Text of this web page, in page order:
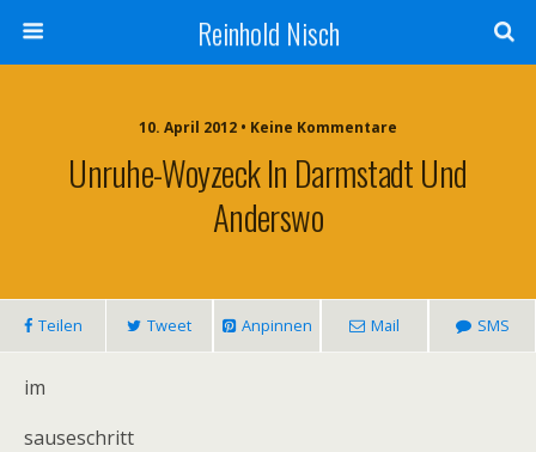
Reinhold Nisch
10. April 2012 • Keine Kommentare
Unruhe-Woyzeck In Darmstadt Und
Anderswo
Teilen Tweet Anpinnen Mail SMS
im
sauseschritt